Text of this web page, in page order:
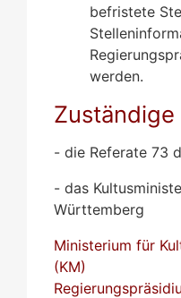
befristete
werden.
Zuständige
- die Referate 73
- das
Württemberg
Ministerium für
(KM)